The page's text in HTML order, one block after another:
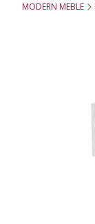
MODERN MEBLE